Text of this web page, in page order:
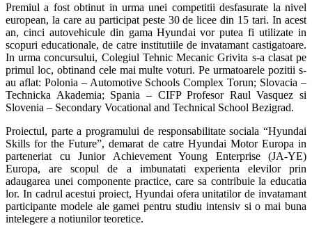
Premiul a fost obtinut in urma unei competitii desfasurate la nivel
european, la care au participat peste 30 de licee din 15 tari. In acest
an, cinci autovehicule din gama Hyundai vor putea fi utilizate in
scopuri educationale, de catre institutiile de invatamant castigatoare.
In urma concursului, Colegiul Tehnic Mecanic Grivita s-a clasat pe
primul loc, obtinand cele mai multe voturi. Pe urmatoarele pozitii s-
au aflat: Polonia – Automotive Schools Complex Torun; Slovacia –
Technicka Akademia; Spania – CIFP Profesor Raul Vasquez si
Slovenia – Secondary Vocational and Technical School Bezigrad.
Proiectul, parte a programului de responsabilitate sociala “Hyundai
Skills for the Future”, demarat de catre Hyundai Motor Europa in
parteneriat cu Junior Achievement Young Enterprise (JA-YE)
Europa, are scopul de a imbunatati experienta elevilor prin
adaugarea unei componente practice, care sa contribuie la educatia
lor. In cadrul acestui proiect, Hyundai ofera unitatilor de invatamant
participante modele ale gamei pentru studiu intensiv si o mai buna
intelegere a notiunilor teoretice.